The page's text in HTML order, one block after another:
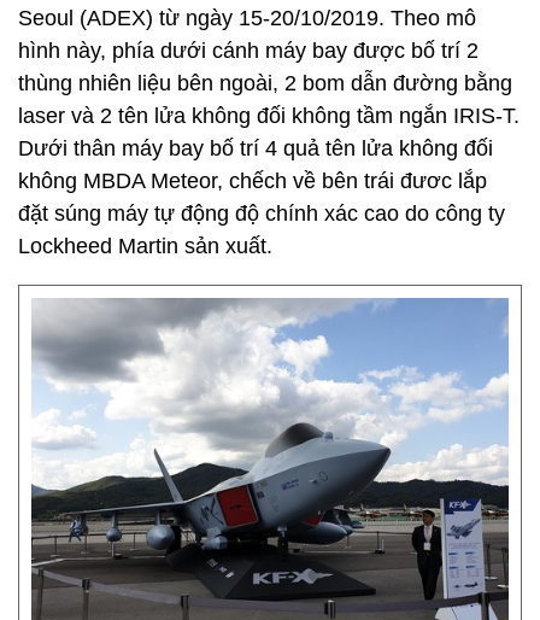
Seoul (ADEX) từ ngày 15-20/10/2019. Theo mô
hình này, phía dưới cánh máy bay được bố trí 2
thùng nhiên liệu bên ngoài, 2 bom dẫn đường bằng
laser và 2 tên lửa không đối không tầm ngắn IRIS-T.
Dưới thân máy bay bố trí 4 quả tên lửa không đối
không MBDA Meteor, chếch về bên trái đươc lắp
đặt súng máy tự động độ chính xác cao do công ty
Lockheed Martin sản xuất.